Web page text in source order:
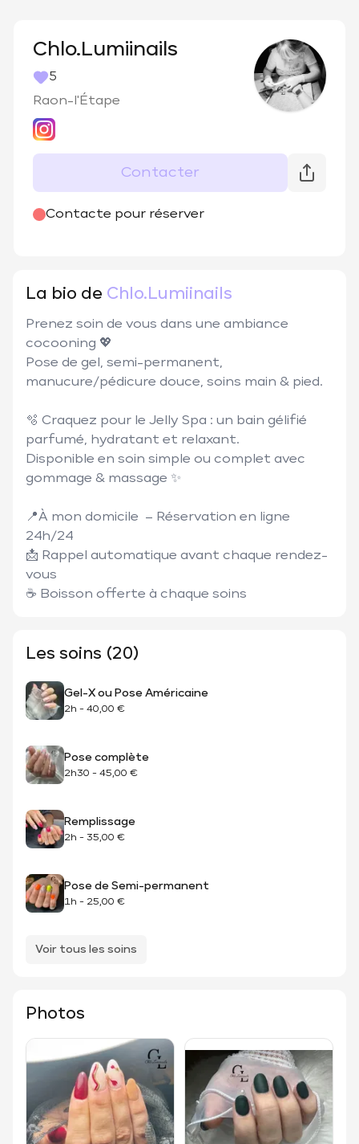
Chlo.Lumiinails
5
Raon-l'Étape
Contacter
Contacte pour réserver
@chlo.luminails
La bio de Chlo.Lumiinails
Prenez soin de vous dans une ambiance
cocooning 💖
Pose de gel, semi-permanent,
manucure/pédicure douce, soins main & pied.
🫧 Craquez pour le Jelly Spa : un bain gélifié
parfumé, hydratant et relaxant.
Disponible en soin simple ou complet avec
gommage & massage ✨
📍À mon domicile  – Réservation en ligne
24h/24
📩 Rappel automatique avant chaque rendez-
vous
☕ Boisson offerte à chaque soins
Les soins (20)
Gel-X ou Pose Américaine
2h - 40,00 €
Pose complète
2h30 - 45,00 €
Remplissage
2h - 35,00 €
Pose de Semi-permanent
1h - 25,00 €
Voir tous les soins
Photos